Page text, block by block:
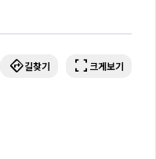
directions길찾기 fullscreen 크게보기